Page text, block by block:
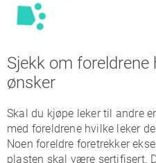
Sjekk om foreldrene
ønsker
Skal du kjøpe leker til andre
med foreldrene hvilke leker
Noen foreldre foretrekker
plasten skal være sertifisert.